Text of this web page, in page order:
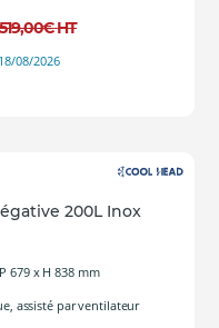
519,00€HT
08/2026
200L Inox
679 x H 838 mm
assisté par ventilateur